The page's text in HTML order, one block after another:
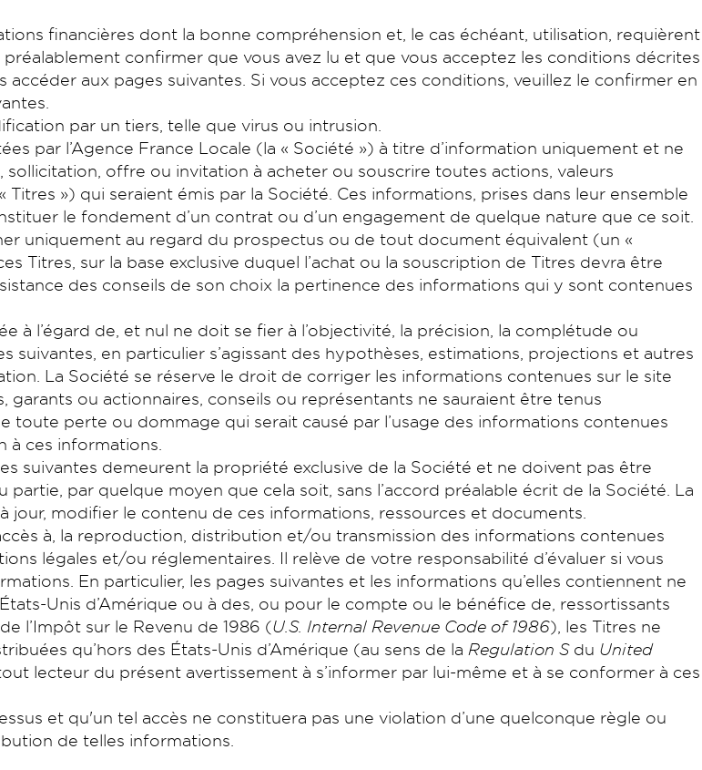
financières dont la bonne compréhension et, le cas échéant, utilisation, requièrent
confirmer que vous avez lu et que vous acceptez les conditions décrites
accéder aux pages suivantes. Si vous acceptez ces conditions, veuillez le confirmer en
par un tiers, telle que virus ou intrusion.
par l’Agence France Locale (la « Société ») à titre d’information uniquement et ne
offre ou invitation à acheter ou souscrire toutes actions, valeurs
») qui seraient émis par la Société. Ces informations, prises dans leur ensemble
le fondement d’un contrat ou d’un engagement de quelque nature que ce soit.
uniquement au regard du prospectus ou de tout document équivalent (un «
Titres, sur la base exclusive duquel l’achat ou la souscription de Titres devra être
des conseils de son choix la pertinence des informations qui y sont contenues
à l’égard de, et nul ne doit se fier à l’objectivité, la précision, la complétude ou
suivantes, en particulier s’agissant des hypothèses, estimations, projections et autres
La Société se réserve le droit de corriger les informations contenues sur le site
ou actionnaires, conseils ou représentants ne sauraient être tenus
perte ou dommage qui serait causé par l’usage des informations contenues
à ces informations.
suivantes demeurent la propriété exclusive de la Société et ne doivent pas être
par quelque moyen que cela soit, sans l’accord préalable écrit de la Société. La
modifier le contenu de ces informations, ressources et documents.
à, la reproduction, distribution et/ou transmission des informations contenues
légales et/ou réglementaires. Il relève de votre responsabilité d’évaluer si vous
En particulier, les pages suivantes et les informations qu’elles contiennent ne
Unis d’Amérique ou à des, ou pour le compte ou le bénéfice de, ressortissants
l’Impôt sur le Revenu de 1986 (U.S. Internal Revenue Code of 1986), les Titres ne
qu’hors des États-Unis d’Amérique (au sens de la Regulation Sdu United
lecteur du présent avertissement à s’informer par lui-même et à se conformer à ces
et qu'un tel accès ne constituera pas une violation d’une quelconque règle ou
de telles informations.